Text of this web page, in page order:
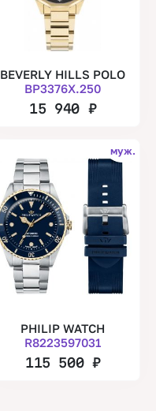
BEVERLY HILLS POLO
BP3376X.250
15 940 ₽
муж.
PHILIP WATCH
R8223597031
115 500 ₽